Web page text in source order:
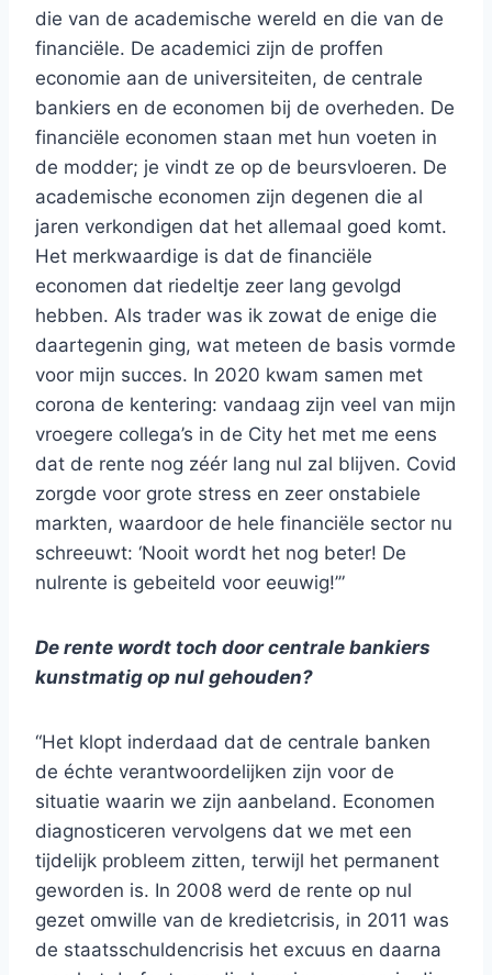
die van de academische wereld en die van de
financiële. De academici zijn de proffen
economie aan de universiteiten, de centrale
bankiers en de economen bij de overheden. De
financiële economen staan met hun voeten in
de modder; je vindt ze op de beursvloeren. De
academische economen zijn degenen die al
jaren verkondigen dat het allemaal goed komt.
Het merkwaardige is dat de financiële
economen dat riedeltje zeer lang gevolgd
hebben. Als trader was ik zowat de enige die
daartegenin ging, wat meteen de basis vormde
voor mijn succes. In 2020 kwam samen met
corona de kentering: vandaag zijn veel van mijn
vroegere collega’s in de City het met me eens
dat de rente nog zéér lang nul zal blijven. Covid
zorgde voor grote stress en zeer onstabiele
markten, waardoor de hele financiële sector nu
schreeuwt: ‘Nooit wordt het nog beter! De
nulrente is gebeiteld voor eeuwig!’”
De rente wordt toch door centrale bankiers
kunstmatig op nul gehouden?
“Het klopt inderdaad dat de centrale banken
de échte verantwoordelijken zijn voor de
situatie waarin we zijn aanbeland. Economen
diagnosticeren vervolgens dat we met een
tijdelijk probleem zitten, terwijl het permanent
geworden is. In 2008 werd de rente op nul
gezet omwille van de kredietcrisis, in 2011 was
de staatsschuldencrisis het excuus en daarna